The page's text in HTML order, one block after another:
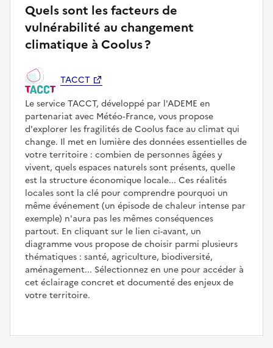
Quels sont les facteurs de
vulnérabilité au changement
climatique à Coolus ?
TACCT
Le service TACCT, développé par l'ADEME en
partenariat avec Météo‑France, vous propose
d'explorer les fragilités de Coolus face au climat qui
change. Il met en lumière des données essentielles de
votre territoire : combien de personnes âgées y
vivent, quels espaces naturels sont présents, quelle
est la structure économique locale... Ces réalités
locales sont la clé pour comprendre pourquoi un
même événement (un épisode de chaleur intense par
exemple) n'aura pas les mêmes conséquences
partout. En cliquant sur le lien ci-avant, un
diagramme vous propose de choisir parmi plusieurs
thématiques : santé, agriculture, biodiversité,
aménagement... Sélectionnez en une pour accéder à
cet éclairage concret et documenté des enjeux de
votre territoire.